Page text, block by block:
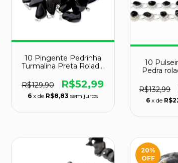
10 Pingente Pedrinha
Turmalina Preta Rolado
Atacado
R$129,90 R$52,99
6 x de R$8,83 sem juros
10
Pedra
R$132,99
6 x de
20%
OFF